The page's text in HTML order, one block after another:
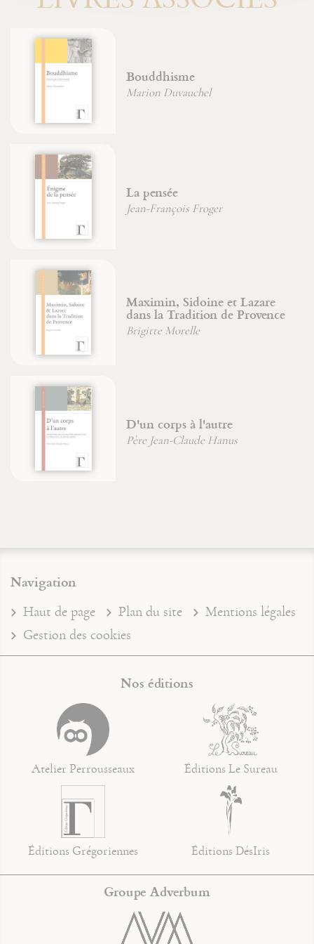
Bouddhisme
Marion Duvauchel
La pensée
Jean-François Froger
Maximin, Sidoine et Lazare
dans la Tradition de Provence
Brigitte Morelle
D'un corps à l'autre
Père Jean-Claude Hanus
Navigation
Haut de page Plan du site
Mentions légales
Gestion des cookies
Nos éditions
Atelier Perrousseaux Éditions Le Sureau
Éditions Grégoriennes Éditions DésIris
Groupe Adverbum